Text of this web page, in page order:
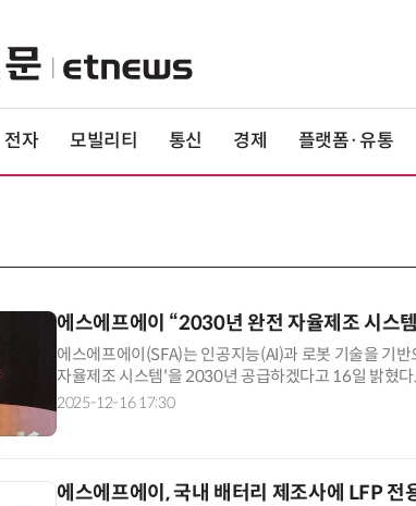
전자 모빌리티 통신 경제 플랫폼·유통
에스에프에이 “2030년 완전 자율제조 시스
에스에프에이(SFA)는 인공지능(AI)과 로봇 기술을 기
자율제조 시스템'을 2030년 공급하겠다고 16일 밝혔
국교직원공제회관에서 '테크 세미나' 행사를 열고 이같
2025-12-16 17:30
에스에프에이, 국내 배터리 제조사에 LFP 전